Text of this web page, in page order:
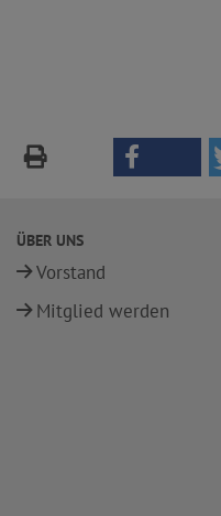
ÜBER UNS
Vorstand
Mitglied werden